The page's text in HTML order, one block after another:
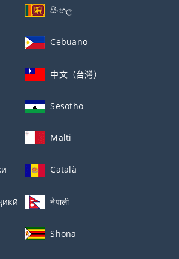
සිංහල
Cebuano
中文（台灣）
Sesotho
Malti
Català
नेपाली
Shona